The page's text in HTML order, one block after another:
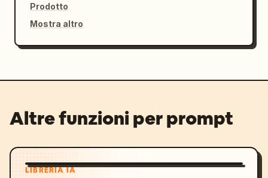
Prodotto
Mostra altro
Altre funzioni per prompt
LIBRERIA IA